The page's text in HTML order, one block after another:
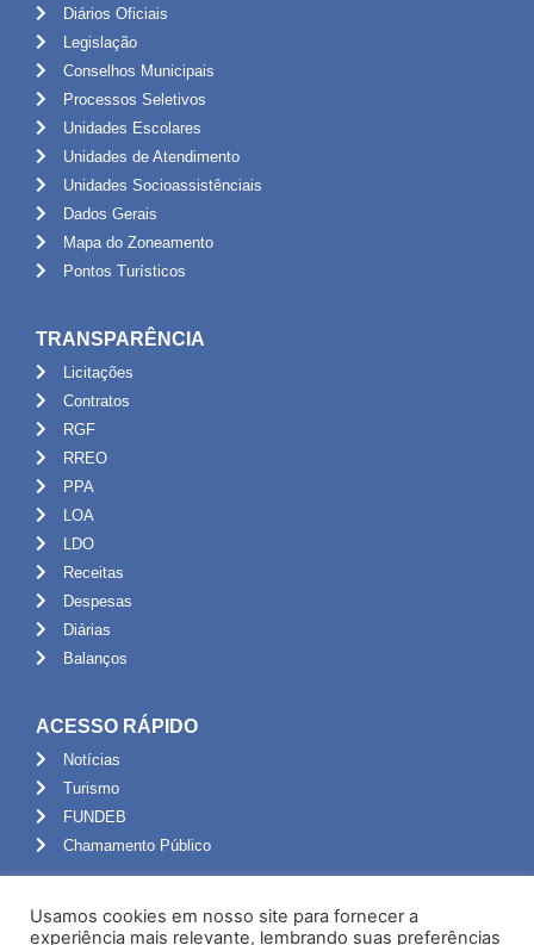
Diários Oficiais
Legislação
Conselhos Municipais
Processos Seletivos
Unidades Escolares
Unidades de Atendimento
Unidades Socioassistênciais
Dados Gerais
Mapa do Zoneamento
Pontos Turísticos
TRANSPARÊNCIA
Licitações
Contratos
RGF
RREO
PPA
LOA
LDO
Receitas
Despesas
Diárias
Balanços
ACESSO RÁPIDO
Notícias
Turismo
FUNDEB
Chamamento Público
Portal do Servidor
Usamos cookies em nosso site para fornecer a
experiência mais relevante, lembrando suas preferências